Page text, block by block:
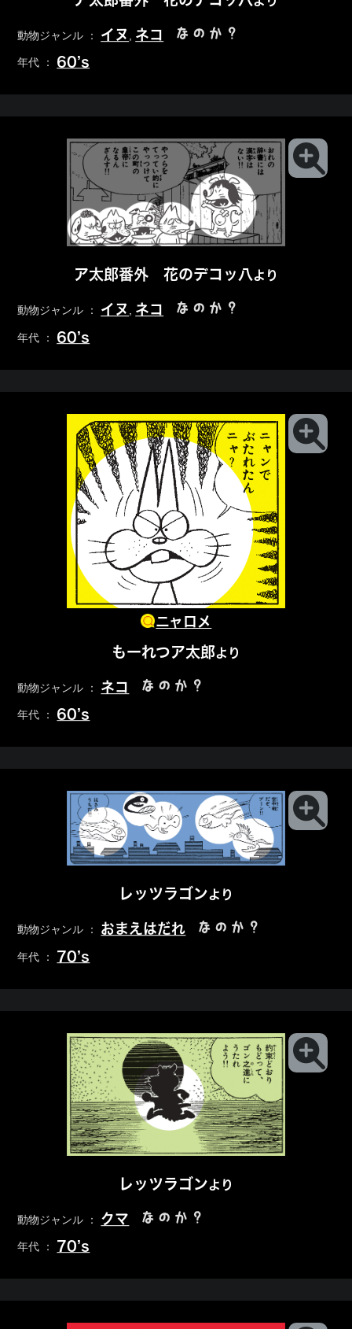
動物ジャンル ： イヌ ネコ なのか？
年代 ： 60’s
ア太郎番外 花のデコッ八より
動物ジャンル ： イヌ ネコ なのか？
年代 ： 60’s
ニャロメ
もーれつア太郎より
動物ジャンル ： ネコ なのか？
年代 ： 60’s
レッツラゴンより
動物ジャンル ： おまえはだれ なのか？
年代 ： 70’s
レッツラゴンより
動物ジャンル ： クマ なのか？
年代 ： 70’s